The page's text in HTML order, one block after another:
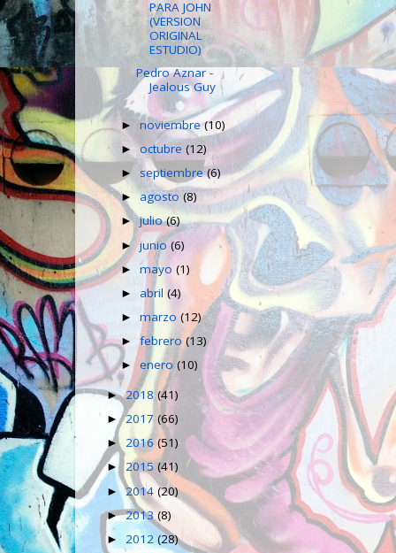
PARA JOHN
(VERSION
ORIGINAL
ESTUDIO)
Pedro Aznar -
Jealous Guy
►noviembre(10)
►octubre(12)
► septiembre(6)
►agosto(8)
►julio(6)
►junio(6)
►mayo(1)
►abril(4)
►marzo(12)
►febrero(13)
►enero(10)
►2018 (41)
►2017 (66)
► 2016(51)
►2015 (41)
►2014 (20)
►2013(8)
► 2012 (28)